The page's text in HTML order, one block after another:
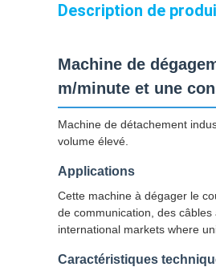
Description de
Machine de
m/minute et une
Machine de détachement
volume élevé.
Applications
Cette machine à dégager le
de communication, des
international markets where
Caractéristiques